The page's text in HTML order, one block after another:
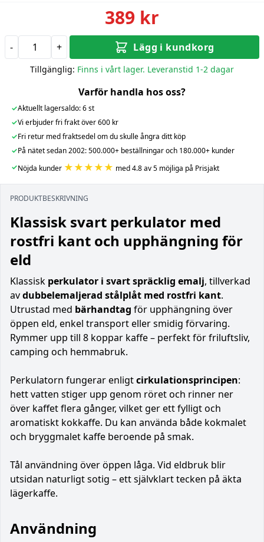
389 kr
- + Lägg i kundkorg
Tillgänglig: Finns i vårt lager. Leveranstid 1-2 dagar
Varför handla hos oss?
✓Aktuellt lagersaldo: 6 st
✓Vi erbjuder fri frakt över 600 kr
✓Fri retur med fraktsedel om du skulle ångra ditt köp
✓På nätet sedan 2002: 500.000+ beställningar och 180.000+ kunder
✓Nöjda kunder ★★★★★ med 4.8 av 5 möjliga på Prisjakt
PRODUKTBESKRIVNING
Klassisk svart perkulator med
rostfri kant och upphängning för
eld
Klassisk perkulator i svart spräcklig emalj, tillverkad
avdubbelemaljerad stålplåt med rostfri kant.
Utrustad med bärhandtag för upphängning över
öppen eld, enkel transport eller smidig förvaring.
Rymmer upp till 8 koppar kaffe – perfekt för friluftsliv,
camping och hemmabruk.
Perkulatorn fungerar enligtcirkulationsprincipen:
hett vatten stiger upp genom röret och rinner ner
över kaffet flera gånger, vilket ger ett fylligt och
aromatiskt kokkaffe. Du kan använda både kokmalet
och bryggmalet kaffe beroende på smak.
Tål användning över öppen låga. Vid eldbruk blir
utsidan naturligt sotig – ett självklart tecken på äkta
lägerkaffe.
Användning